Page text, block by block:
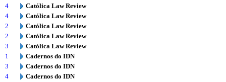
4
Católica Law Review
4
Católica Law Review
2
Católica Law Review
2
Católica Law Review
3
Católica Law Review
1
Cadernos do IDN
3
Cadernos do IDN
4
Cadernos do IDN